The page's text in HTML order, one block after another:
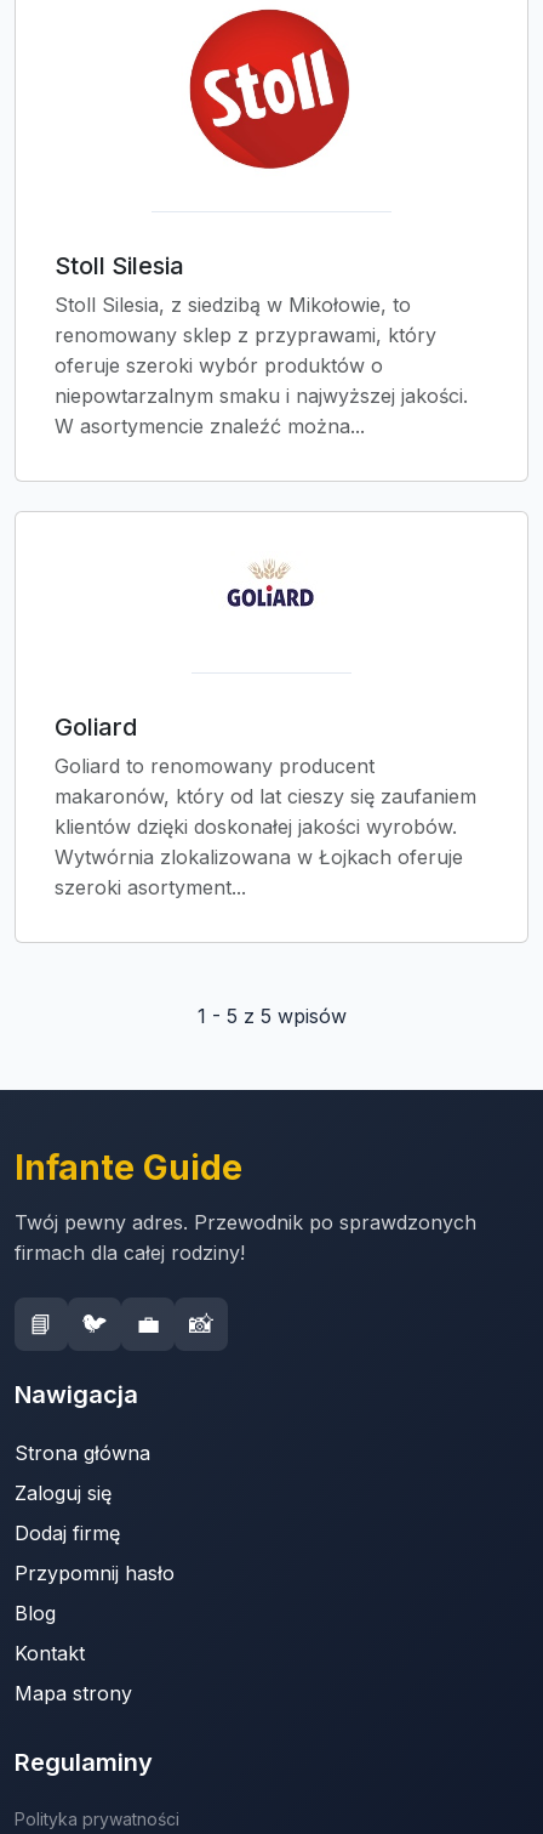
Stoll Silesia
Stoll Silesia, z siedzibą w Mikołowie, to
renomowany sklep z przyprawami, który
oferuje szeroki wybór produktów o
niepowtarzalnym smaku i najwyższej jakości.
W asortymencie znaleźć można...
Goliard
Goliard to renomowany producent
makaronów, który od lat cieszy się zaufaniem
klientów dzięki doskonałej jakości wyrobów.
Wytwórnia zlokalizowana w Łojkach oferuje
szeroki asortyment...
1 - 5 z 5 wpisów
Infante Guide
Twój pewny adres. Przewodnik po sprawdzonych
firmach dla całej rodziny!
📘 🐦 💼 📸
Nawigacja
Strona główna
Zaloguj się
Dodaj firmę
Przypomnij hasło
Blog
Kontakt
Mapa strony
Regulaminy
Polityka prywatności